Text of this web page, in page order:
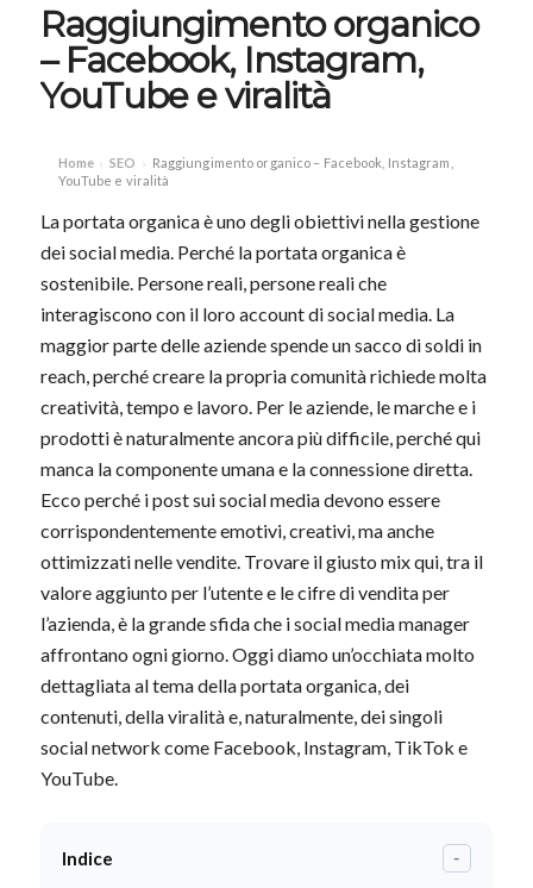
Raggiungimento organico
– Facebook, Instagram,
YouTube e viralità
Home › SEO › Raggiungimento organico – Facebook, Instagram,
YouTube e viralità
La portata organica è uno degli obiettivi nella gestione
dei social media. Perché la portata organica è
sostenibile. Persone reali, persone reali che
interagiscono con il loro account di social media. La
maggior parte delle aziende spende un sacco di soldi in
reach, perché creare la propria comunità richiede molta
creatività, tempo e lavoro. Per le aziende, le marche e i
prodotti è naturalmente ancora più difficile, perché qui
manca la componente umana e la connessione diretta.
Ecco perché i post sui social media devono essere
corrispondentemente emotivi, creativi, ma anche
ottimizzati nelle vendite. Trovare il giusto mix qui, tra il
valore aggiunto per l’utente e le cifre di vendita per
l’azienda, è la grande sfida che i social media manager
affrontano ogni giorno. Oggi diamo un’occhiata molto
dettagliata al tema della portata organica, dei
contenuti, della viralità e, naturalmente, dei singoli
social network come Facebook, Instagram, TikTok e
YouTube.
Indice -